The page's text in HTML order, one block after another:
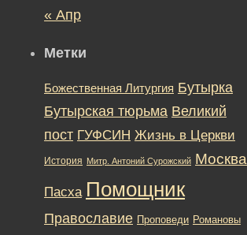
« Апр
Метки
Божественная Литургия Бутырка
Бутырская тюрьма Великий
пост ГУФСИН Жизнь в Церкви
История Митр. Антоний Сурожский Москва
Пасха Помощник
Православие Проповеди Романовы